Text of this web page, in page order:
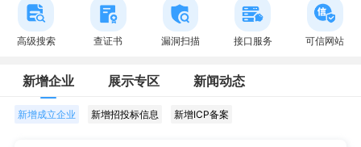
高级搜索 查证书 漏洞扫描 接口服务 可信网站
新增企业 展示专区 新闻动态
新增成立企业 新增招投标信息 新增ICP备案